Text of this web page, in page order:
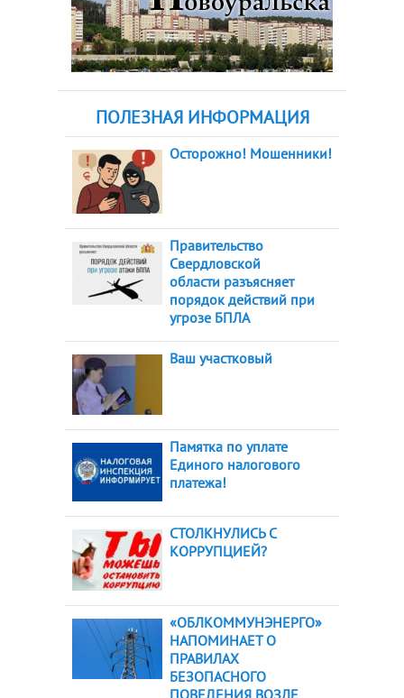
ПОЛЕЗНАЯ ИНФОРМАЦИЯ
Осторожно! Мошенники!
Правительство
Свердловской
области разъясняет
порядок действий при
угрозе БПЛА
Ваш участковый
Памятка по уплате
Единого налогового
платежа!
СТОЛКНУЛИСЬ С
КОРРУПЦИЕЙ?
«ОБЛКОММУНЭНЕРГО»
НАПОМИНАЕТ О
ПРАВИЛАХ
БЕЗОПАСНОГО